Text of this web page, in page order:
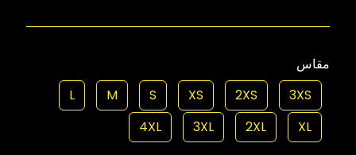
مقاس
3XS
2XS
XS
S
M
L
XL
2XL
3XL
4XL